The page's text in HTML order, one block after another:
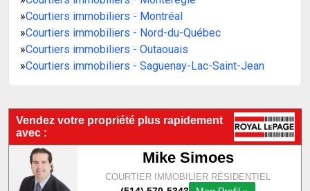
»Courtiers immobiliers - Montréal
»Courtiers immobiliers - Nord-du-Québec
»Courtiers immobiliers - Outaouais
»Courtiers immobiliers - Saguenay-Lac-Saint-Jean